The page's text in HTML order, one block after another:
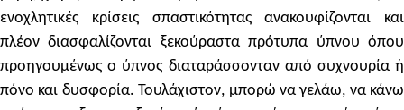
ενοχλητικές κρίσεις σπαστικότητας ανακουφίζονται και
πλέον διασφαλίζονται ξεκούραστα πρότυπα ύπνου όπου
προηγουμένως ο ύπνος διαταράσσονταν από συχνουρία ή
πόνο και δυσφορία. Τουλάχιστον, μπορώ να γελάω, να κάνω